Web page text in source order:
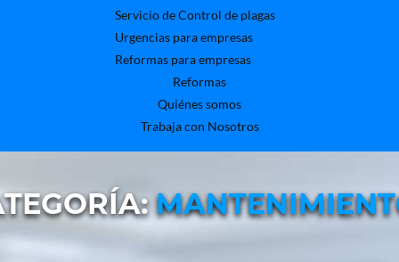
Servicio de Control de plagas
Urgencias para empresas
Reformas para empresas
Reformas
Quiénes somos
Trabaja con Nosotros